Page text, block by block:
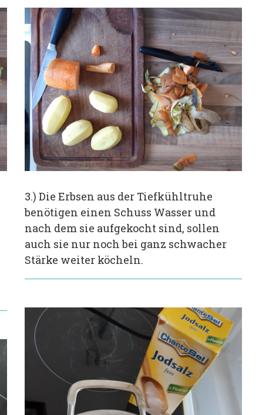
3.) Die Erbsen aus der Tiefkühltruhe
benötigen einen Schuss Wasser und
nach dem sie aufgekocht sind, sollen
auch sie nur noch bei ganz schwacher
Stärke weiter köcheln.